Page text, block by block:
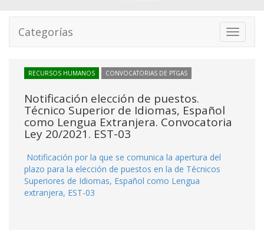
Toggle
Categorías
RECURSOS HUMANOS CONVOCATORIAS DE PTGAS
Notificación elección de puestos.
Técnico Superior de Idiomas, Español
como Lengua Extranjera. Convocatoria
Ley 20/2021. EST-03
Notificación por la que se comunica la apertura del
plazo para la elección de puestos en la de Técnicos
Superiores de Idiomas, Español como Lengua
extranjera, EST-03